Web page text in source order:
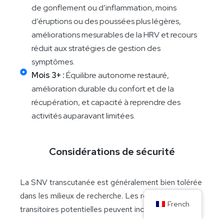
de gonflement ou d’inflammation, moins
d’éruptions ou des poussées plus légères,
améliorations mesurables de la HRV et recours
réduit aux stratégies de gestion des
symptômes.
Mois 3+ :Équilibre autonome restauré,
amélioration durable du confort et de la
récupération, et capacité à reprendre des
activités auparavant limitées.
Considérations de sécurité
La SNV transcutanée est généralement bien tolérée
dans les milieux de recherche. Les réactions
transitoires potentielles peuvent inclure :
French